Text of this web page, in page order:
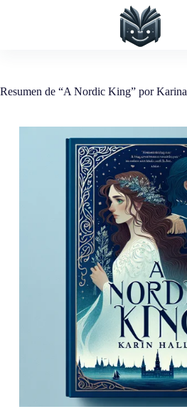
Resumen de “A Nordic King” por